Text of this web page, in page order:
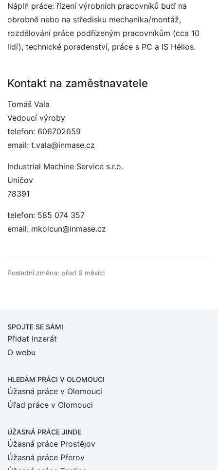
Náplň práce: řízení výrobních pracovníků buď na
obrobně nebo na středisku mechanika/montáž,
rozdělování práce podřízeným pracovníkům (cca 10
lidí), technické poradenství, práce s PC a IS Hélios.
Kontakt na zaměstnavatele
Tomáš Vala
Vedoucí výroby
telefon: 606702659
email: t.vala@inmase.cz
Industrial Machine Service s.r.o.
Uničov
78391
telefon: 585 074 357
email: mkolcun@inmase.cz
Poslední změna: před 9 měsíci
SPOJTE SE SÁMI
Přidat inzerát
O webu
HLEDÁM PRÁCI V OLOMOUCI
Úžasná práce v Olomouci
Úřad práce v Olomouci
ÚŽASNÁ PRÁCE JINDE
Úžasná práce Prostějov
Úžasná práce Přerov